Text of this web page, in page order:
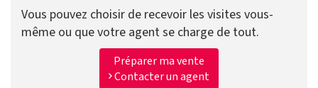
Vous pouvez choisir de recevoir les visites vous-
même ou que votre agent se charge de tout.
Préparer ma vente
Contacter un agent